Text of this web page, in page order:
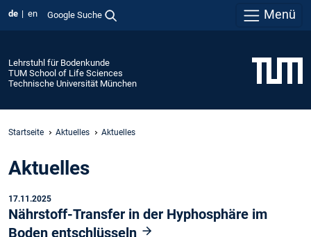
de en Google Suche Menü
Lehrstuhl für Bodenkunde
TUM School of Life Sciences
Technische Universität München
Startseite Aktuelles Aktuelles
Aktuelles
17.11.2025
Nährstoff-Transfer in der Hyphosphäre im
Boden entschlüsseln